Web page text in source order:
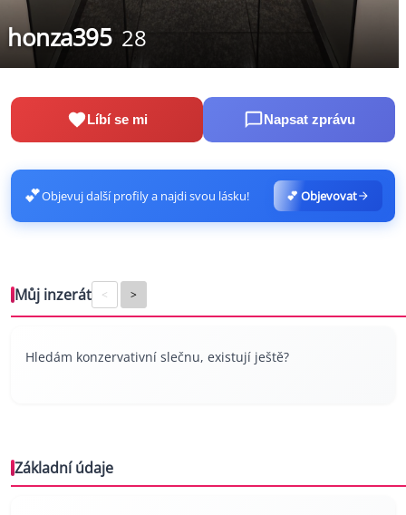
honza395 28
Líbí se mi Napsat zprávu
💕Objevuj další profily a najdi svou lásku! 💕 Objevovat
Můj inzerát < >
Hledám konzervativní slečnu, existují ještě?
Základní údaje